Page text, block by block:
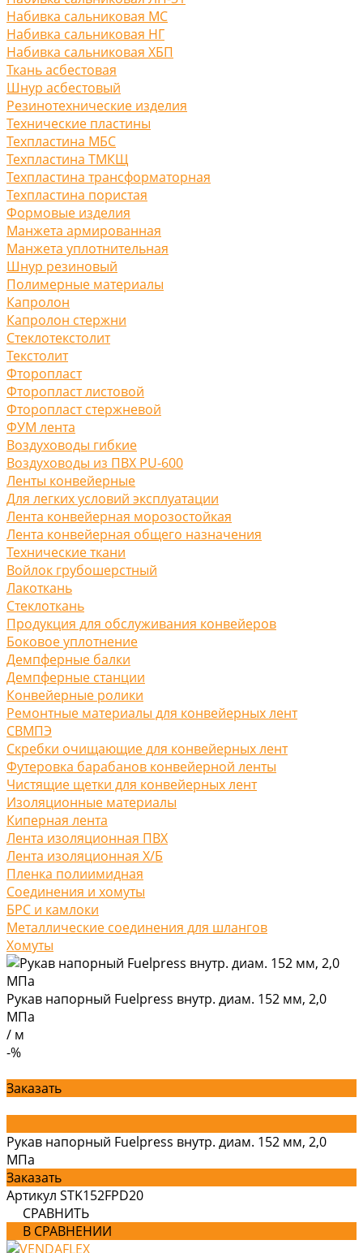
Набивка сальниковая МС
Набивка сальниковая НГ
Набивка сальниковая ХБП
Ткань асбестовая
Шнур асбестовый
Резинотехнические изделия
Технические пластины
Техпластина МБС
Техпластина ТМКЩ
Техпластина трансформаторная
Техпластина пористая
Формовые изделия
Манжета армированная
Манжета уплотнительная
Шнур резиновый
Полимерные материалы
Капролон
Капролон стержни
Стеклотекстолит
Текстолит
Фторопласт
Фторопласт листовой
Фторопласт стержневой
ФУМ лента
Воздуховоды гибкие
Воздуховоды из ПВХ PU-600
Ленты конвейерные
Для легких условий эксплуатации
Лента конвейерная морозостойкая
Лента конвейерная общего назначения
Технические ткани
Войлок грубошерстный
Лакоткань
Стеклоткань
Продукция для обслуживания конвейеров
Боковое уплотнение
Демпферные балки
Демпферные станции
Конвейерные ролики
Ремонтные материалы для конвейерных лент
СВМПЭ
Скребки очищающие для конвейерных лент
Футеровка барабанов конвейерной ленты
Чистящие щетки для конвейерных лент
Изоляционные материалы
Киперная лента
Лента изоляционная ПВХ
Лента изоляционная Х/Б
Пленка полиимидная
Соединения и хомуты
БРС и камлоки
Металлические соединения для шлангов
Хомуты
Рукав напорный Fuelpress внутр. диам. 152 мм, 2,0
МПа
/ м
-%
Заказать
Рукав напорный Fuelpress внутр. диам. 152 мм, 2,0
МПа
Заказать
Артикул STK152FPD20
СРАВНИТЬ
В СРАВНЕНИИ